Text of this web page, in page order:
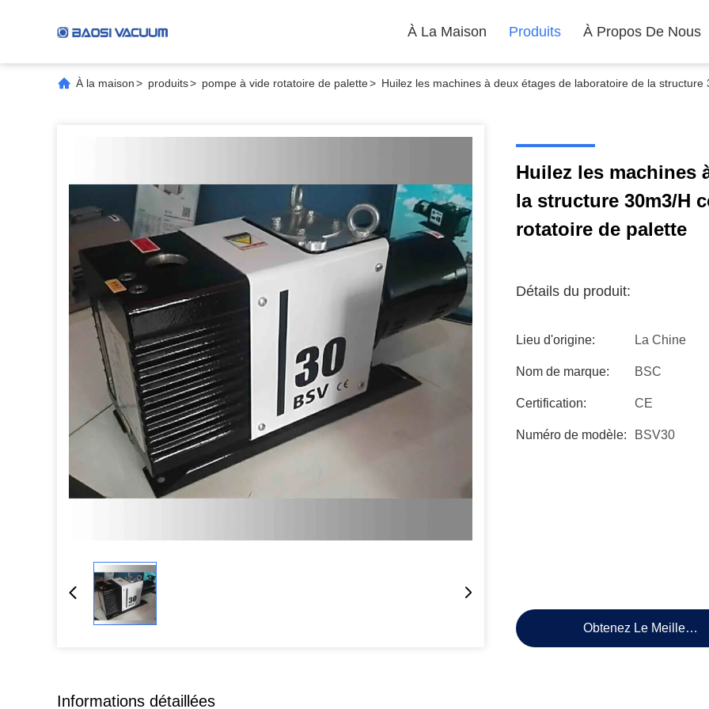
À La Maison Produits À Propos De Nous
À la maison> produits> pompe à vide rotatoire de palette> Huilez les machines à deux étages de laboratoire de la
Huilez les machines
la structure 30m3/H
rotatoire de palette
Détails du produit:
Lieu d'origine: La Chine
Nom de marque: BSC
Certification: CE
Numéro de modèle: BSV30
Obtenez Le Meilleur
Informations détaillées